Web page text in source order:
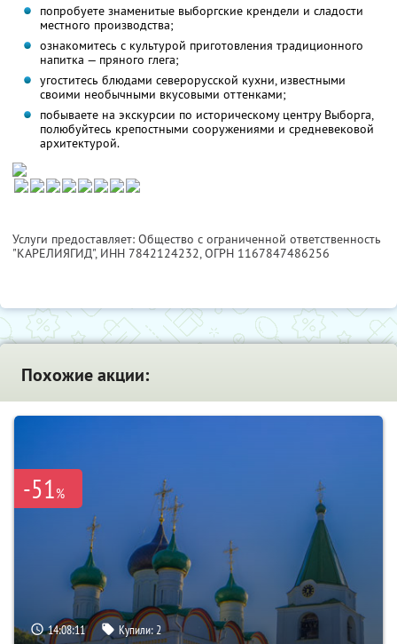
попробуете знаменитые выборгские крендели и сладости
местного производства;
ознакомитесь с культурой приготовления традиционного
напитка — пряного глега;
угоститесь блюдами северорусской кухни, известными
своими необычными вкусовыми оттенками;
побываете на экскурсии по историческому центру Выборга,
полюбуйтесь крепостными сооружениями и средневековой
архитектурой.
Услуги предоставляет: Общество с ограниченной ответственность
"КАРЕЛИЯГИД", ИНН 7842124232, ОГРН 1167847486256
Похожие акции:
-51%
14:08:10 Купили:2